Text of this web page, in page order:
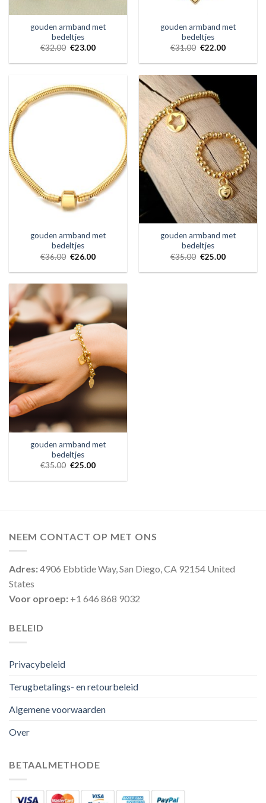
gouden armband met
bedeltjes
€32.00 €23.00
gouden armband met
bedeltjes
€31.00 €22.00
gouden armband met
bedeltjes
€36.00 €26.00
gouden armband met
bedeltjes
€35.00 €25.00
gouden armband met
bedeltjes
€35.00 €25.00
NEEM CONTACT OP MET ONS
Adres:4906 Ebbtide Way, San Diego, CA 92154 United
States
Voor oproep: +1 646 868 9032
BELEID
Privacybeleid
Terugbetalings- en retourbeleid
Algemene voorwaarden
Over
BETAALMETHODE